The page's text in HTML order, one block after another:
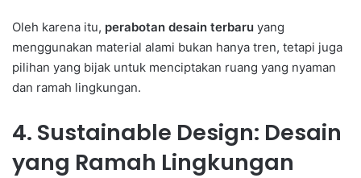
Oleh karena itu, perabotan desain terbaru yang
menggunakan material alami bukan hanya tren, tetapi juga
pilihan yang bijak untuk menciptakan ruang yang nyaman
dan ramah lingkungan.
4. Sustainable Design: Desain
yang Ramah Lingkungan